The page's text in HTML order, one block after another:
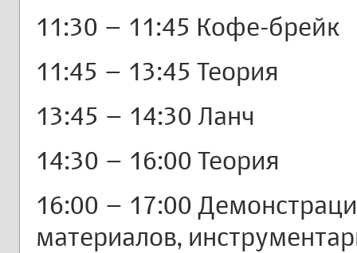
11:30 – 11:45 Кофе-брейк
11:45 – 13:45 Теория
13:45 – 14:30 Ланч
14:30 – 16:00 Теория
16:00 – 17:00
материалов,